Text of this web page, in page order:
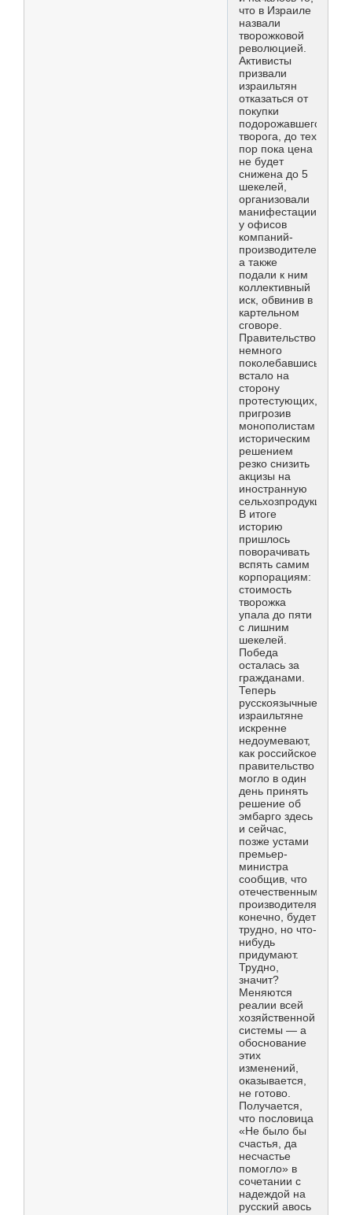
что в Израиле
назвали
творожковой
революцией.
Активисты
призвали
израильтян
отказаться от
покупки
подорожавшего
творога, до тех
пор пока цена
не будет
снижена до 5
шекелей,
организовали
манифестации
у офисов
компаний-
производителей,
а также
подали к ним
коллективный
иск, обвинив в
картельном
сговоре.
Правительство,
немного
поколебавшись,
встало на
сторону
протестующих,
пригрозив
монополистам
историческим
решением
резко снизить
акцизы на
иностранную
сельхозпродукцию.
В итоге
историю
пришлось
поворачивать
вспять самим
корпорациям:
стоимость
творожка
упала до пяти
с лишним
шекелей.
Победа
осталась за
гражданами.
Теперь
русскоязычные
израильтяне
искренне
недоумевают,
как российское
правительство
могло в один
день принять
решение об
эмбарго здесь
и сейчас,
позже устами
премьер-
министра
сообщив, что
отечественным
производителям,
конечно, будет
трудно, но что-
нибудь
придумают.
Трудно,
значит?
Меняются
реалии всей
хозяйственной
системы — а
обоснование
этих
изменений,
оказывается,
не готово.
Получается,
что пословица
«Не было бы
счастья, да
несчастье
помогло» в
сочетании с
надеждой на
русский авось